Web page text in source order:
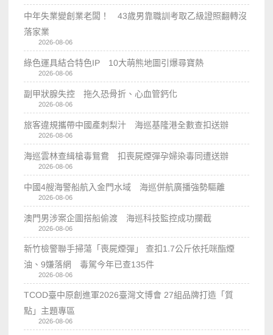
中年失業變創業老闆！ 43歲男靠職訓考取乙級證照翻轉沒
落家業
2026-08-06
綠色運具結合特色IP 10大萌熊地圖引爆尋寶熱
2026-08-06
副甲狀腺失控 拖久恐骨折、心血管鈣化
2026-08-06
旅客違規攜帶中國產刺梨汁 海巡基隆港全數查扣送辦
2026-08-06
海巡雲林查緝槍毒鴛鴦 扣喪屍煙彈孕婦染毒同遭送辦
2026-08-06
中國4艘海警船航入金門水域 海巡併航廣播強勢驅離
2026-08-06
澳門男涉案企圖搭船偷渡 海巡科技監控成功攔截
2026-08-06
新竹檢警聯手掃蕩「喪屍煙彈」 查扣1.7公斤依托咪酯煙
油、9嫌落網 毒駕今年已查135件
2026-08-06
TCOD臺中原創進軍2026臺灣文博會 27組品牌打造「質
點」主題專區
2026-08-06